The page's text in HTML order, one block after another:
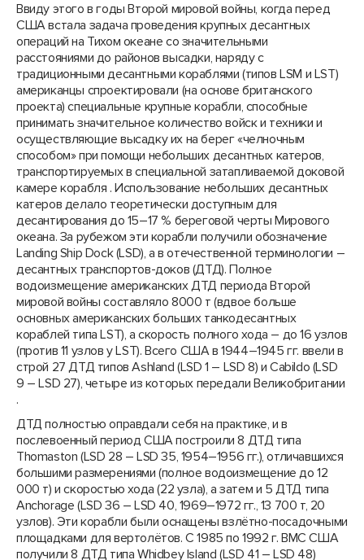
Ввиду этого в годы Второй мировой войны, когда перед
США встала задача проведения крупных десантных
операций на Тихом океане со значительными
расстояниями до районов высадки, наряду с
традиционными десантными кораблями (типов LSM и LST)
американцы спроектировали (на основе британского
проекта) специальные крупные корабли, способные
принимать значительное количество войск и техники и
осуществляющие высадку их на берег «челночным
способом» при помощи небольших десантных катеров,
транспортируемых в специальной затапливаемой доковой
камере корабля . Использование небольших десантных
катеров делало теоретически доступным для
десантирования до 15–17 % береговой черты Мирового
океана. За рубежом эти корабли получили обозначение
Landing Ship Dock (LSD), а в отечественной терминологии –
десантных транспортов-доков (ДТД). Полное
водоизмещение американских ДТД периода Второй
мировой войны составляло 8000 т (вдвое больше
основных американских больших танкодесантных
кораблей типа LST), а скорость полного хода – до 16 узлов
(против 11 узлов у LST). Всего США в 1944–1945 гг. ввели в
строй 27 ДТД типов Ashland (LSD 1 – LSD 8) и Cabildo (LSD
9 – LSD 27), четыре из которых передали Великобритании
.
ДТД полностью оправдали себя на практике, и в
послевоенный период США построили 8 ДТД типа
Thomaston (LSD 28 – LSD 35, 1954–1956 гг.), отличавшихся
большими размерениями (полное водоизмещение до 12
000 т) и скоростью хода (22 узла), а затем и 5 ДТД типа
Anchorage (LSD 36 – LSD 40, 1969–1972 гг., 13 700 т, 20
узлов). Эти корабли были оснащены взлётно-посадочными
площадками для вертолётов. С 1985 по 1992 г. ВМС США
получили 8 ДТД типа Whidbey Island (LSD 41 – LSD 48)